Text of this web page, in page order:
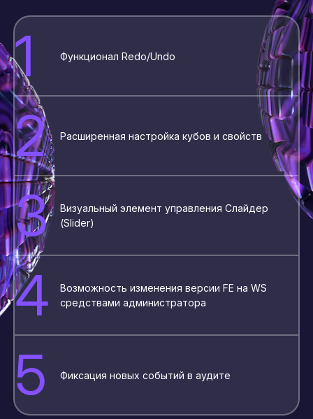
1 Функционал Redo/Undo
2 Расширенная настройка кубов и свойств
3
Визуальный элемент управления Слайдер
(Slider)
4
Возможность изменения версии FE на WS
средствами администратора
5 Фиксация новых событий в аудите